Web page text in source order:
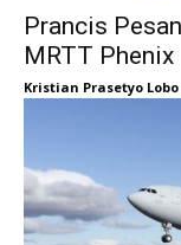
Prancis
MRTT Phenix
Kristian Prasetyo Lobo